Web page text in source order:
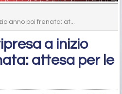
anno poi frenata: at...
a inizio
attesa per le